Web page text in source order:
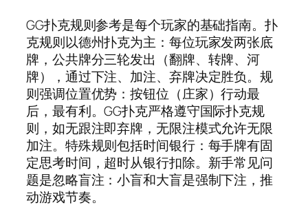
GG扑克规则参考是每个玩家的基础指南。扑
克规则以德州扑克为主：每位玩家发两张底
牌，公共牌分三轮发出（翻牌、转牌、河
牌），通过下注、加注、弃牌决定胜负。规
则强调位置优势：按钮位（庄家）行动最
后，最有利。GG扑克严格遵守国际扑克规
则，如无跟注即弃牌，无限注模式允许无限
加注。特殊规则包括时间银行：每手牌有固
定思考时间，超时从银行扣除。新手常见问
题是忽略盲注：小盲和大盲是强制下注，推
动游戏节奏。